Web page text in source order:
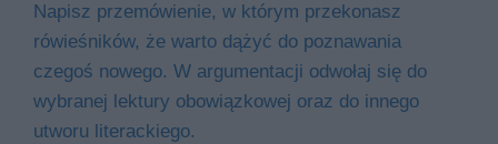
Napisz przemówienie, w którym przekonasz
rówieśników, że warto dążyć do poznawania
czegoś nowego. W argumentacji odwołaj się do
wybranej lektury obowiązkowej oraz do innego
utworu literackiego.